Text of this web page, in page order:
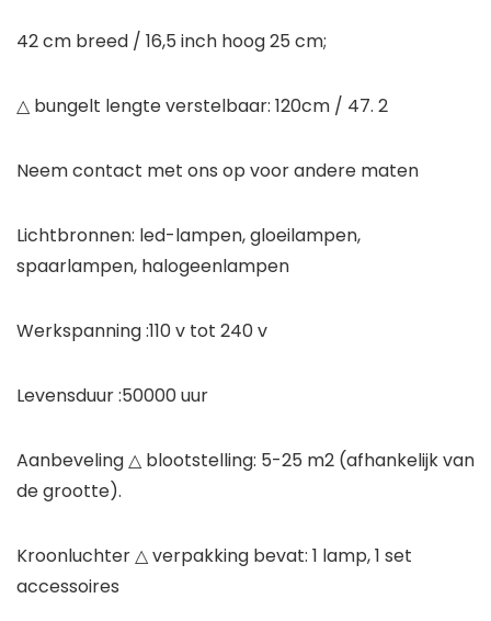
42 cm breed / 16,5 inch hoog 25 cm;
△ bungelt lengte verstelbaar: 120cm / 47. 2
Neem contact met ons op voor andere maten
Lichtbronnen: led-lampen, gloeilampen,
spaarlampen, halogeenlampen
Werkspanning :110 v tot 240 v
Levensduur :50000 uur
Aanbeveling △ blootstelling: 5-25 m2 (afhankelijk van
de grootte).
Kroonluchter △ verpakking bevat: 1 lamp, 1 set
accessoires